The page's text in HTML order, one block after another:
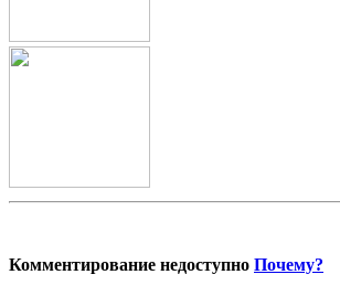
Комментирование недоступно Почему?